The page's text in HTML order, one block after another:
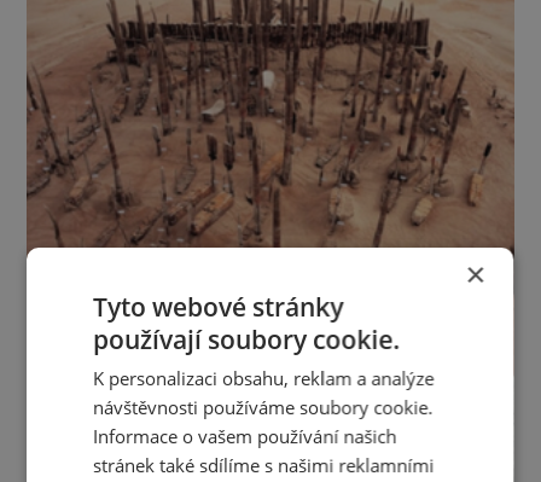
×
Tyto webové stránky
používají soubory cookie.
K personalizaci obsahu, reklam a analýze
návštěvnosti používáme soubory cookie.
Informace o vašem používání našich
stránek také sdílíme s našimi reklamními